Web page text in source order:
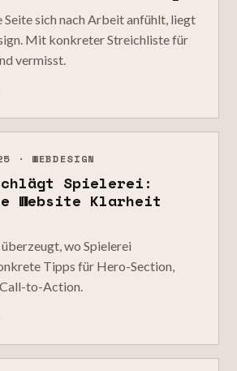
Seite sich nach Arbeit anfühlt, liegt
Mit konkreter Streichliste für
vermisst.
· WEBDESIGN
Spielerei:
Website Klarheit
wo Spielerei
Tipps für Hero-Section,
to-Action.